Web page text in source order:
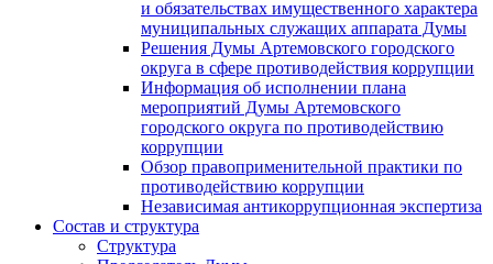
и обязательствах имущественного характера
муниципальных служащих аппарата Думы
Решения Думы Артемовского городского
округа в сфере противодействия коррупции
Информация об исполнении плана
мероприятий Думы Артемовского
городского округа по противодействию
коррупции
Обзор правоприменительной практики по
противодействию коррупции
Независимая антикоррупционная экспертиза
Состав и структура
Структура